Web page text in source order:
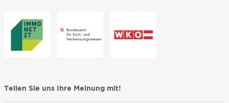
Teilen Sie uns Ihre Meinung mit!